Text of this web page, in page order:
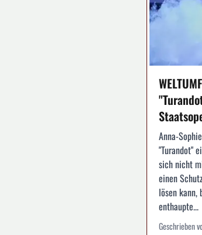
Anna-
"Turandot"
sich nicht
einen
lösen
enthaupte...
Geschrieben